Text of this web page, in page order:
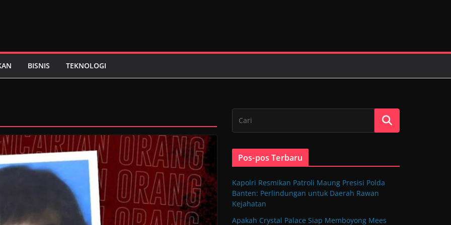
BISNIS TEKNOLOGI
Pos-pos Terbaru
Kapolri Resmikan Patroli Maung Presisi Polda
Banten: Perlindungan untuk Daerah Rawan
Kejahatan
Apakah Crystal Palace Siap Memboyong Mees